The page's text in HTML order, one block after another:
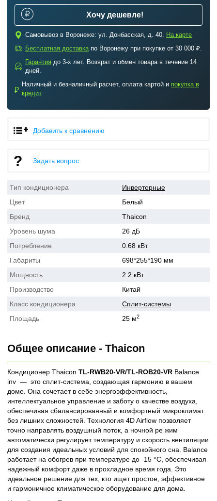
Хочу дешевле!
c Самовывоз в Воронеже: ул. Донбасская, д. 40. На карте
a Бесплатная доставкапо Воронежу при покупке от 30 000 ₽.
b
Гарантия до 3-х лет. Возврат и обмен товара в течение 14
дней.
₽
Наличный и безналичный расчет, оплата картой и покупка в
кредит
Добавить к сравнению
Задать вопрос
Тип кондиционера
Инверторные
Цвет
Белый
Бренд
Thaicon
Уровень шума
26 дБ
Потребление
0.68 кВт
Габариты
698*255*190 мм
Мощность
2.2 кВт
Производство
Китай
Класс кондиционера
Сплит-системы
Площадь
25 м2
Общее описание - Thaicon
Кондиционер Thaicon TL-RWB20-VR/TL-ROB20-VR Balance
inv — это сплит-система, создающая гармонию в вашем
доме. Она сочетает в себе энергоэффективность,
интеллектуальное управление и заботу о качестве воздуха,
обеспечивая сбалансированный и комфортный микроклимат
без лишних сложностей. Технология 4D Airflow позволяет
точно направлять воздушный поток, а ночной ре жим
автоматически регулирует температуру и скорость вентиляции
для создания идеальных условий для спокойного сна. Balance
работает на обогрев при температуре до -15 °C, обеспечивая
надежный комфорт даже в прохладное время года. Это
идеальное решение для тех, кто ищет простое, эффективное
и гармоничное климатическое оборудование для дома.